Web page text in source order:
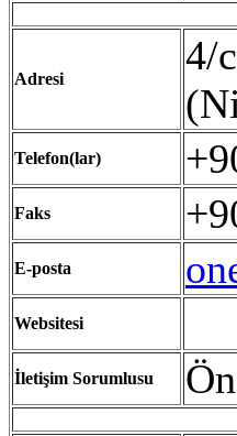
Adresi
4/
Telefon(lar)
Faks
E-posta
Websitesi
İletişim Sorumlusu